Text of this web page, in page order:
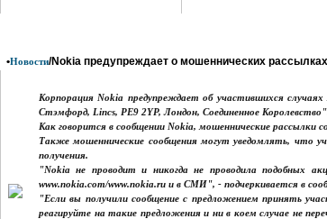
•Новости/Nokia предупреждает о мошеннических
Корпорация Nokia предупреждает об участившихся
Стэмфорд, Lincs, PE9 2YP, Лондон, Соединенное
Как говорится в сообщении Nokia, мошеннические рассылки
Также мошеннические сообщения могут уведомлять, что
получения.
"Nokia не проводит и никогда не проводила подобных
www.nokia.com/www.nokia.ru и в СМИ", - подчеркивается в
"Если вы получили сообщение с предложением принять
реагируйте на такие предложения и ни в коем случае не